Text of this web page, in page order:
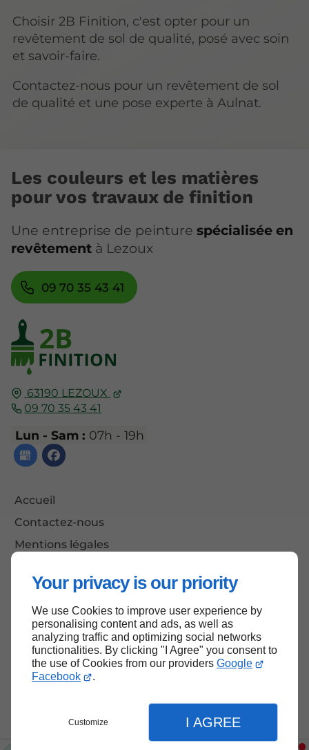
Your privacy is our priority
We use Cookies to improve user experience by
personalising content and ads, as well as
analyzing traffic and optimizing social networks
functionalities. By clicking "I Agree" you consent to
the use of Cookies from our providers Google
Facebook
.
Customize I AGREE
Choisir 2B Finition, c'est opter pour un
revêtement de sol de qualité, posé avec soin
et savoir-faire.
Contactez-nous pour un revêtement de sol
de qualité et une pose experte à Aulnat.
63190 LEZOUX
09 70 35 43 41
Lun - Sam : 07h - 19h
Accueil
Contactez-nous
Mentions légales
Les couleurs et les matières
pour vos travaux de finition
Une entreprise de peinture spécialisée en
revêtement à Lezoux
09 70 35 43 41
Haut de page